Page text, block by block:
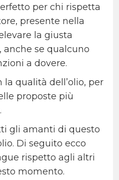
per chi rispetta
presente nella
la giusta
se qualcuno
a dovere.
la qualità dell’olio, per
proposte più
gli amanti di questo
Di seguito ecco
rispetto agli altri
momento.